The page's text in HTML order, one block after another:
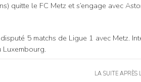
quitte le FC Metz et s’engage avec
disputé 5 matchs de Ligue 1 avec Metz.
Luxembourg.
LA SUITE APRÈS